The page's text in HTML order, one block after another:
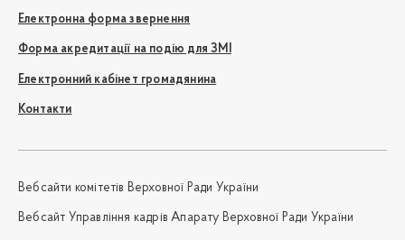
Електронна форма звернення
Форма акредитації на подію для ЗМІ
Електронний кабінет громадянина
Контакти
Вебсайти комітетів Верховної Ради України
Вебсайт Управління кадрів Апарату Верховної Ради України